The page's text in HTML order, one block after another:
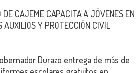
DE CAJEME CAPACITA A JÓVENES EN
AUXILIOS Y PROTECCIÓN CIVIL
Durazo entrega de más de